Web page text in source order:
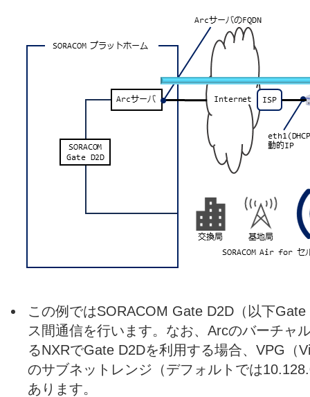
この例ではSORACOM Gate D2D（以下
ス間通信を行います。なお、Arcのバーチャ
るNXRでGate D2Dを利用する場合、VPG（
のサブネットレンジ（デフォルトでは
あります。